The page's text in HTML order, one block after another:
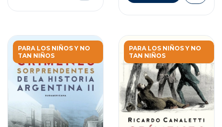
PARA LOS NIÑOS Y NO
TAN NIÑOS
PARA LOS NIÑOS Y NO
TAN NIÑOS